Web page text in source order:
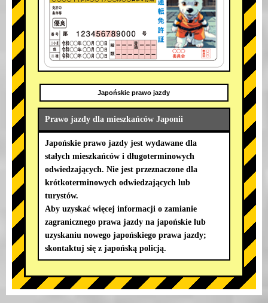
Japońskie prawo jazdy
Prawo jazdy dla mieszkańców Japonii
Japońskie prawo jazdy jest wydawane dla
stałych mieszkańców i długoterminowych
odwiedzających. Nie jest przeznaczone dla
krótkoterminowych odwiedzających lub
turystów.
Aby uzyskać więcej informacji o zamianie
zagranicznego prawa jazdy na japońskie lub
uzyskaniu nowego japońskiego prawa jazdy;
skontaktuj się z japońską policją.